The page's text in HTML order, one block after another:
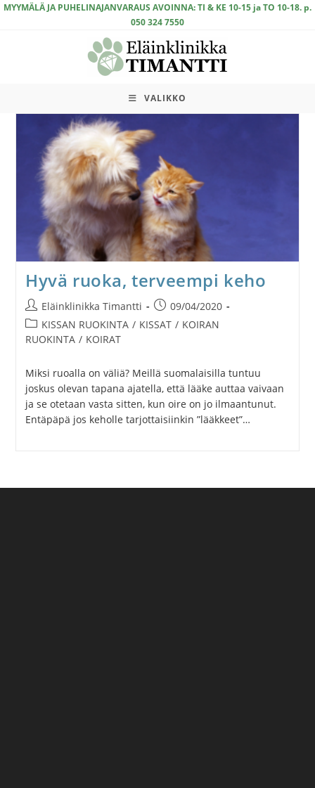
Siirry
MYYMÄLÄ JA PUHELINAJANVARAUS AVOINNA: TI & KE 10-15 ja TO 10-18. p.
050 324 7550
VALIKKO
Hyvä ruoka, terveempi keho
Artikkelin
kirjoittaja:
Eläinklinikka Timantti
Artikkeli
julkaistu:
09/04/2020
Artikkelin
kategoria:
KISSAN RUOKINTA / KISSAT / KOIRAN
RUOKINTA / KOIRAT
Miksi ruoalla on väliä? Meillä suomalaisilla tuntuu
joskus olevan tapana ajatella, että lääke auttaa vaivaan
ja se otetaan vasta sitten, kun oire on jo ilmaantunut.
Entäpäpä jos keholle tarjottaisiinkin ”lääkkeet”…